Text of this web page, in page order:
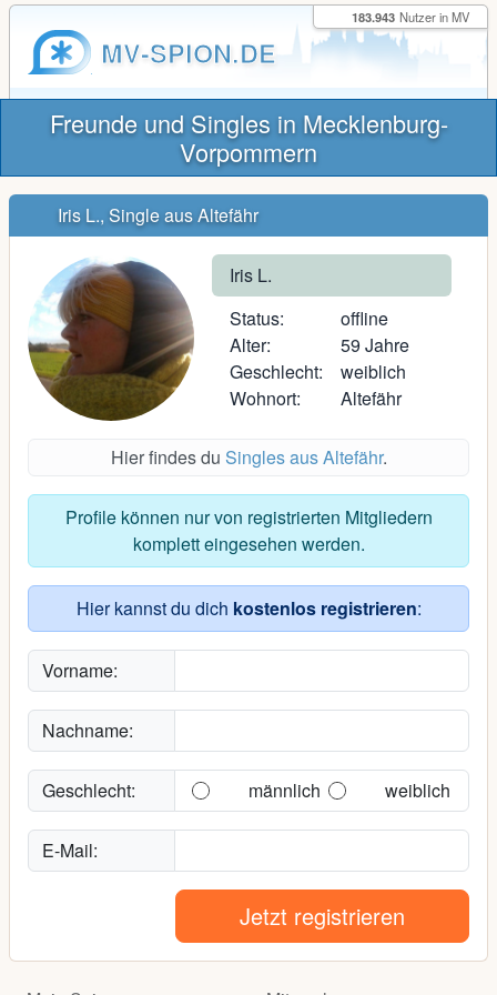
MV-SPION.DE
183.943 Nutzer in MV
Freunde und Singles in Mecklenburg-
Vorpommern
Iris L., Single aus Altefähr
Iris L.
Status:
offline
Alter:
59 Jahre
Geschlecht:
weiblich
Wohnort:
Altefähr
Hier findes du Singles aus Altefähr.
Profile können nur von registrierten Mitgliedern
komplett eingesehen werden.
Hier kannst du dich kostenlos registrieren:
Vorname:
Nachname:
Geschlecht: männlich weiblich
E-Mail:
Jetzt registrieren